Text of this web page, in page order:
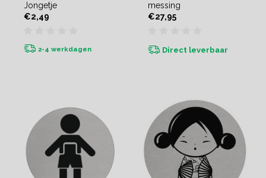
Jongetje
€2,49
2-4 werkdagen
messing
€27,95
Direct leverbaar